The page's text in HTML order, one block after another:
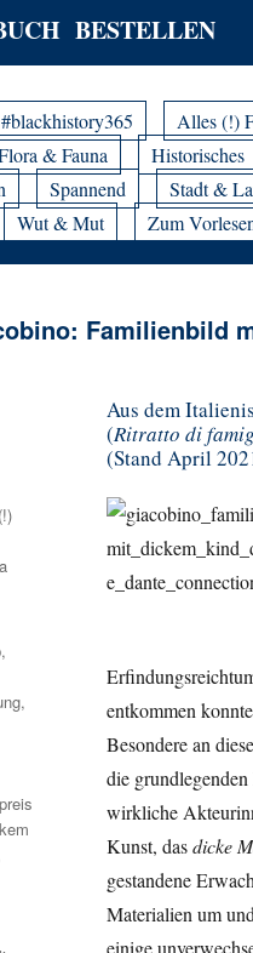
BESTELLEN
#blackhistory365 Alles (!)
& Fauna Historisches
Spannend Stadt &
Wut & Mut Zum
Familienbild
Aus dem
(Ritratto di
(Stand April
entkommen
Besondere an
die
wirkliche
Kunst, dasdicke
gestandene
Materialien um
einige
,
,